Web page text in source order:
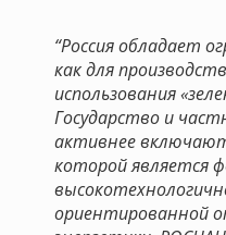
“Россия обладает
как для
использования
Государство и
активнее
которой является
ориентированной